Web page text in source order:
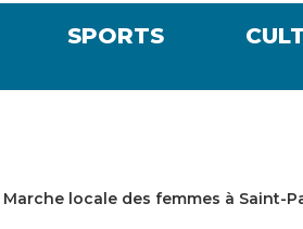
SPORTS
locale des femmes à Saint-